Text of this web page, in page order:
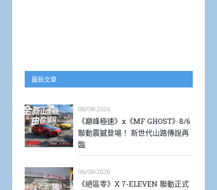
最新文章
06/08/2026
《巔峰極速》x《MF GHOST》8/6
聯動震撼登場！ 新世代山路傳說再
臨
06/08/2026
《絕區零》X 7-ELEVEN 聯動正式